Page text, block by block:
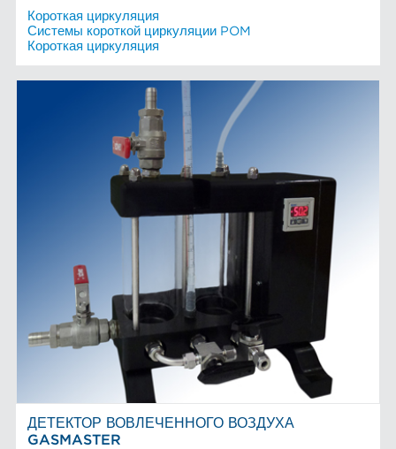
Короткая циркуляция
Системы короткой циркуляции POM
Короткая циркуляция
ДЕТЕКТОР ВОВЛЕЧЕННОГО ВОЗДУХА
GASMASTER